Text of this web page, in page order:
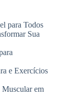
para Todos
Sua
e Exercícios
Muscular em